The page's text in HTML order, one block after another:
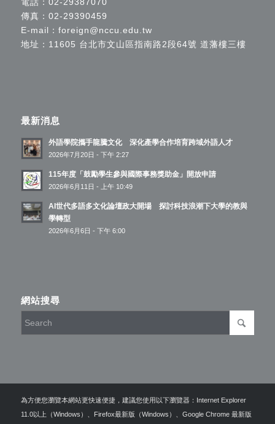
傳真：02-29390459
E-mail： foreign@nccu.edu.tw
地址：11605 台北市文山區指南路2段64號 道藩樓三樓
最新消息
外語學院攜手龍騰文化 深化產學合作培育跨域外語人才
2026年7月20日 - 下午 2:27
115年度「鼓勵學生參與國際事務獎助金」開放申請
2026年6月11日 - 上午 10:49
AI世代多語多文化論壇政大開場 探討科技浪潮下大學的教與
學轉型
2026年6月6日 - 下午 6:00
網站搜尋
為方便您瀏覽本網站更快速便捷，建議您使用以下瀏覽器：Internet Explorer
11.0以上（Windows）、Firefox最新版（Windows）、Google Chrome 最新版